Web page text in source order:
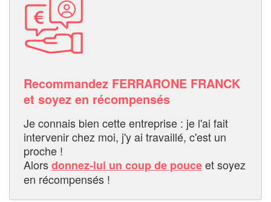
Recommandez FERRARONE FRANCK
et soyez en récompensés
Je connais bien cette entreprise : je l'ai fait
intervenir chez moi, j'y ai travaillé, c'est un
proche !
Alorsdonnez-lui un coup de pouceet soyez
en récompensés !